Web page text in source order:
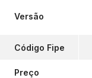
Versão
Código Fipe
Preço